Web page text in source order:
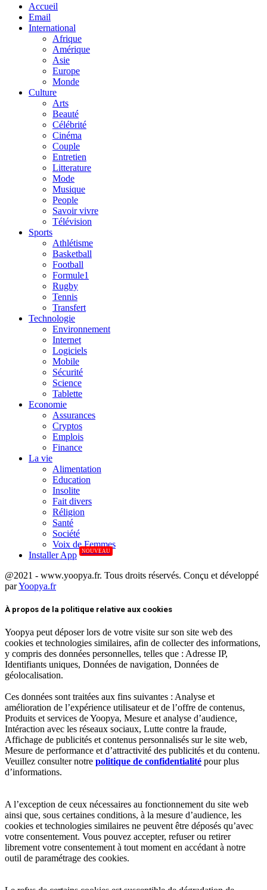
Accueil
Email
International
Afrique
Amérique
Asie
Europe
Monde
Culture
Arts
Beauté
Célébrité
Cinéma
Couple
Entretien
Litterature
Mode
Musique
People
Savoir vivre
Télévision
Sports
Athlétisme
Basketball
Football
Formule1
Rugby
Tennis
Transfert
Technologie
Environnement
Internet
Logiciels
Mobile
Sécurité
Science
Tablette
Economie
Assurances
Cryptos
Emplois
Finance
La vie
Alimentation
Education
Insolite
Fait divers
Réligion
Santé
Société
Voix de Femmes
Installer App
NOUVEAU
@2021 - www.yoopya.fr. Tous droits réservés. Conçu et développé
parYoopya.fr
À propos de la politique relative aux cookies
Yoopya peut déposer lors de votre visite sur son site web des
cookies et technologies similaires, afin de collecter des informations,
y compris des données personnelles, telles que : Adresse IP,
Identifiants uniques, Données de navigation, Données de
géolocalisation.
Ces données sont traitées aux fins suivantes : Analyse et
amélioration de l’expérience utilisateur et de l’offre de contenus,
Produits et services de Yoopya, Mesure et analyse d’audience,
Intéraction avec les réseaux sociaux, Lutte contre la fraude,
Affichage de publicités et contenus personnalisés sur le site web,
Mesure de performance et d’attractivité des publicités et du contenu.
Veuillez consulter notre politique de confidentialité pour plus
d’informations.
A l’exception de ceux nécessaires au fonctionnement du site web
ainsi que, sous certaines conditions, à la mesure d’audience, les
cookies et technologies similaires ne peuvent être déposés qu’avec
votre consentement. Vous pouvez accepter, refuser ou retirer
librement votre consentement à tout moment en accédant à notre
outil de paramétrage des cookies.